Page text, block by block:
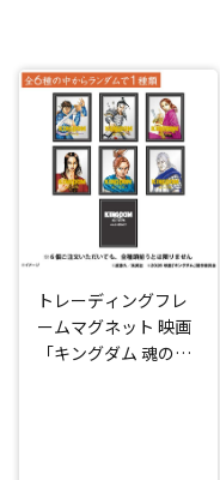
トレーディングフレ
ームマグネット 映画
「キングダム 魂の決